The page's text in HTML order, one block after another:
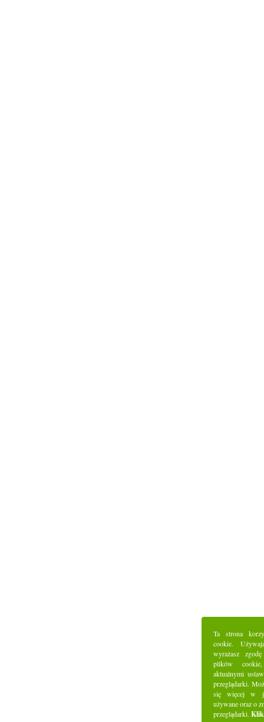
Ta strona
cookie.
wyrażasz
plików
aktualnymi
przeglądarki.
się więcej w
używane oraz o
przeglądarki.